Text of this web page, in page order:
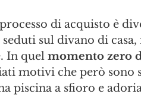
di acquisto è
seduti sul divano di
In quel momento zero
motivi che però sono
piscina a sfioro e